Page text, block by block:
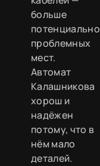
больше
потенциально
проблемных
мест.
Автомат
Калашникова
хорош и
надёжен
потому, что в
нём мало
деталей.